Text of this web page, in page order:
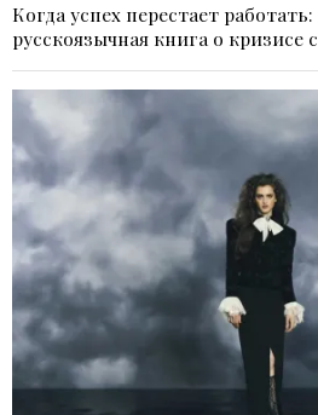
Когда успех перестает
русскоязычная книга о кризисе